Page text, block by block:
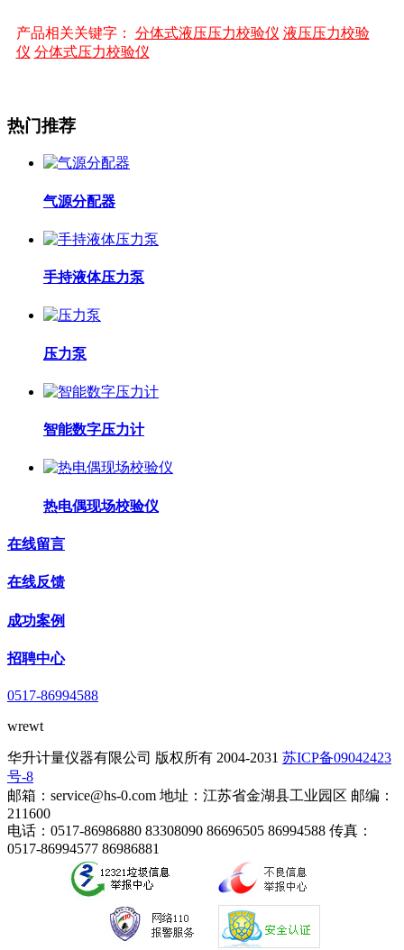
产品相关关键字： 分体式液压压力校验仪 液压压力校验
仪 分体式压力校验仪
热门推荐
气源分配器
手持液体压力泵
压力泵
智能数字压力计
热电偶现场校验仪
在线留言
在线反馈
成功案例
招聘中心
0517-86994588
wrewt
华升计量仪器有限公司 版权所有 2004-2031 苏ICP备09042423
号-8
邮箱：service@hs-0.com 地址：江苏省金湖县工业园区 邮编：
211600
电话：0517-86986880 83308090 86696505 86994588 传真：
0517-86994577 86986881